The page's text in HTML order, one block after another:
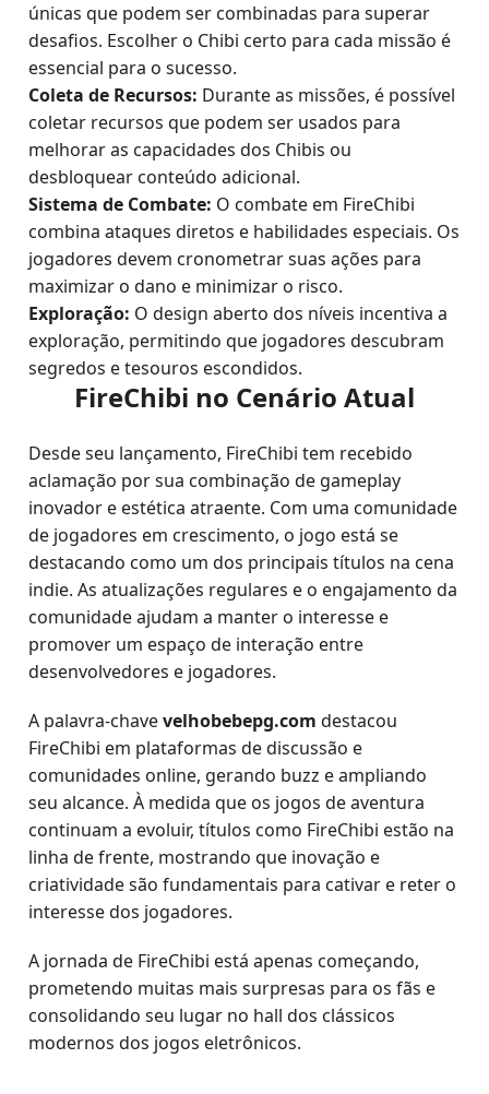
únicas que podem ser combinadas para superar
desafios. Escolher o Chibi certo para cada missão é
essencial para o sucesso.
Coleta de Recursos: Durante as missões, é possível
coletar recursos que podem ser usados para
melhorar as capacidades dos Chibis ou
desbloquear conteúdo adicional.
Sistema de Combate: O combate em FireChibi
combina ataques diretos e habilidades especiais. Os
jogadores devem cronometrar suas ações para
maximizar o dano e minimizar o risco.
Exploração: O design aberto dos níveis incentiva a
exploração, permitindo que jogadores descubram
segredos e tesouros escondidos.
FireChibi no Cenário Atual
Desde seu lançamento, FireChibi tem recebido
aclamação por sua combinação de gameplay
inovador e estética atraente. Com uma comunidade
de jogadores em crescimento, o jogo está se
destacando como um dos principais títulos na cena
indie. As atualizações regulares e o engajamento da
comunidade ajudam a manter o interesse e
promover um espaço de interação entre
desenvolvedores e jogadores.
A palavra-chavevelhobebepg.com destacou
FireChibi em plataformas de discussão e
comunidades online, gerando buzz e ampliando
seu alcance. À medida que os jogos de aventura
continuam a evoluir, títulos como FireChibi estão na
linha de frente, mostrando que inovação e
criatividade são fundamentais para cativar e reter o
interesse dos jogadores.
A jornada de FireChibi está apenas começando,
prometendo muitas mais surpresas para os fãs e
consolidando seu lugar no hall dos clássicos
modernos dos jogos eletrônicos.